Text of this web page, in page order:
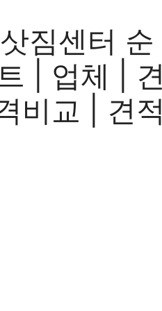
짐센터 순
| 업체 | 견
비교 | 견적